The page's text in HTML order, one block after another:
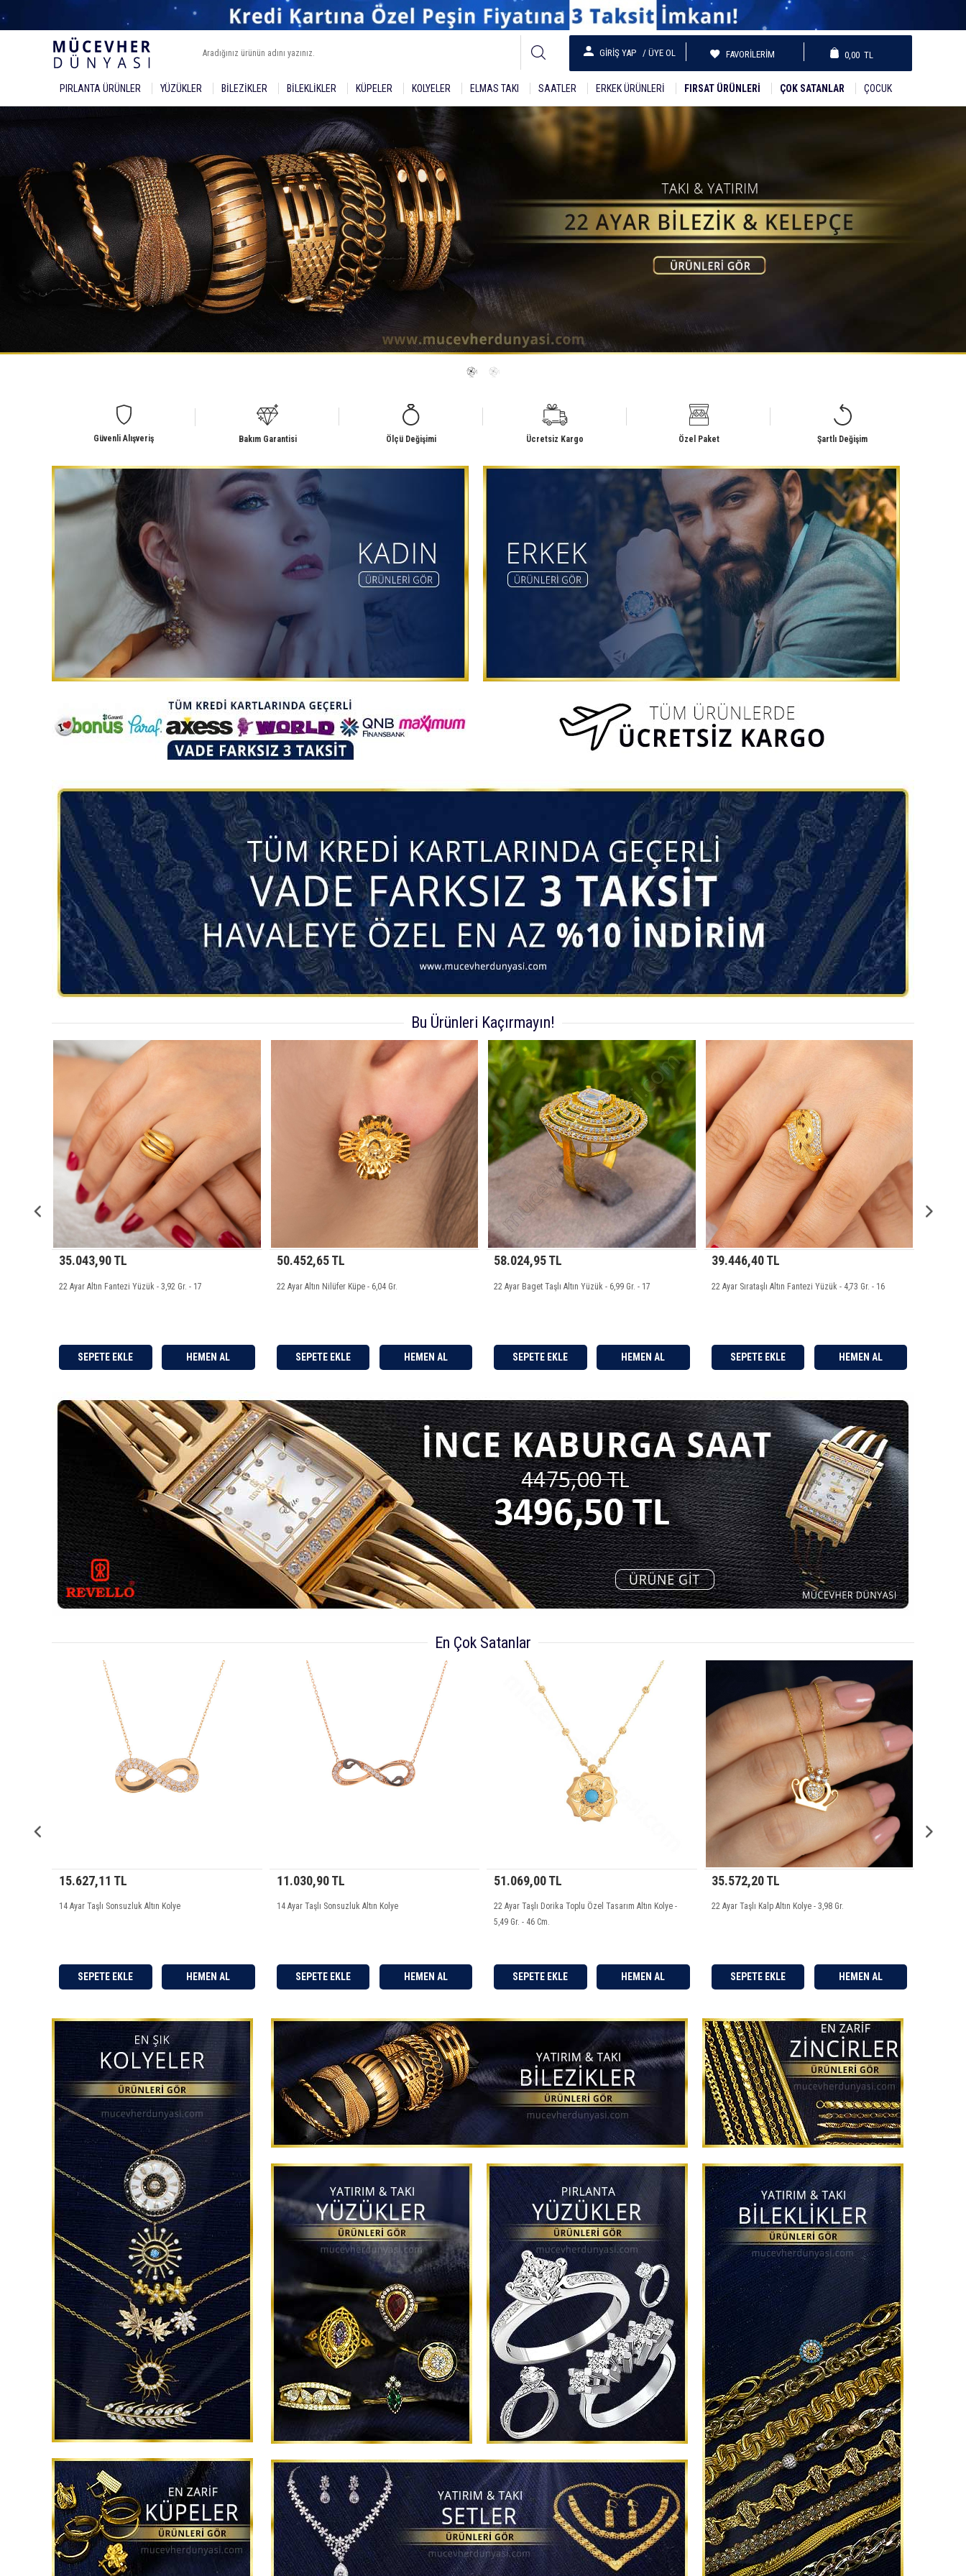
GIRIŞ YAP / ÜYE OL FAVORILERIM 0,00 TL
PIRLANTA ÜRÜNLER YÜZÜKLER BILEZIKLER BILEKLIKLER KÜPELER KOLYELER ELMAS TAKI SAATLER ERKEK ÜRÜNLERI FIRSAT ÜRÜNLERI ÇOK SATANLAR ÇOCUK
Güvenli Alışveriş Bakım Garantisi Ölçü Değişimi Ücretsiz Kargo Özel Paket Şartlı Değişim
Bu Ürünleri Kaçırmayın!
50.452,65 TL
22 Ayar Altın Nilüfer Küpe - 6,04 Gr.
SEPETE EKLE
58.024,95 TL
22 Ayar Baget Taşlı Altın Yüzük - 6,99 Gr. - 17
SEPETE EKLE
39.446,40 TL
22 Ayar Sırataşlı Altın Fantezi Yüzük - 4,73 Gr. - 16
SEPETE EKLE
28.968,45 TL
22 Ayar Sonsuzluk Altın Küpe - 3,06 Gr.
SEPETE EKLE
En Çok Satanlar
Taşlı Dorika Kalp Altın Kolye
HEMEN AL
14 Ayar Taşlı Sonsuzluk Altın Kolye
SEPETE EKLE HEMEN AL
14 Ayar Taşlı Sonsuzluk Altın Kolye
SEPETE EKLE HEMEN AL
22 Ayar Taşlı Dorika Toplu Özel Tasarım Altın Kolye -
SEPETE EKLE HEMEN AL SEPETE EKLE